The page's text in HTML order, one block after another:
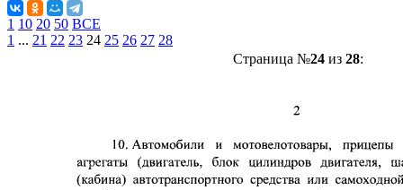
1 10 20 50 ВСЕ
1 ... 21 22 23 24 25 26 27 28
Страница №24из 28: